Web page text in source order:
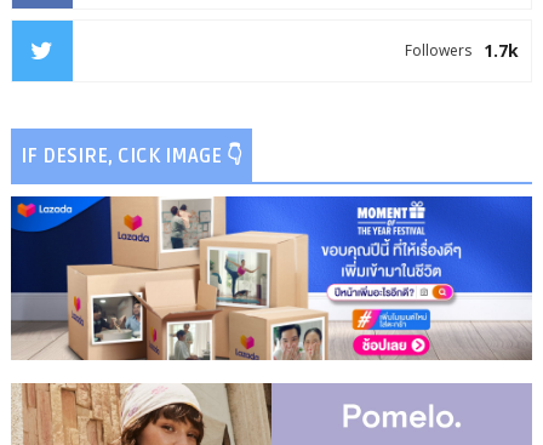
1.7k
Followers
IF DESIRE, CICK IMAGE 👇